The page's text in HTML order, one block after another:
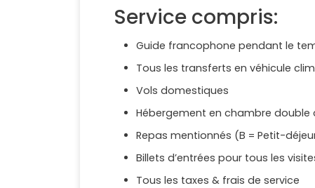
Service compris:
Guide francophone pendant le
Tous les transferts en véhicule
Vols domestiques
Hébergement en chambre double
Repas mentionnés (B = Petit-
Billets d’entrées pour tous les
Tous les taxes & frais de service